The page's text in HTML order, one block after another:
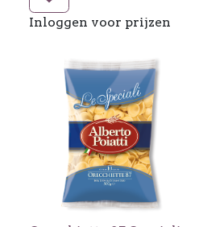
Inloggen voor prijzen